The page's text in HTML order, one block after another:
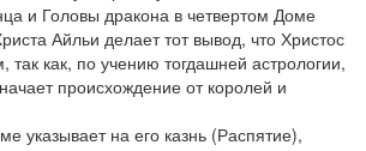
и Головы дракона в четвертом Доме
Айльи делает тот вывод, что Христос
как, по учению тогдашней астрологии,
происхождение от королей и
указывает на его казнь (Распятие),